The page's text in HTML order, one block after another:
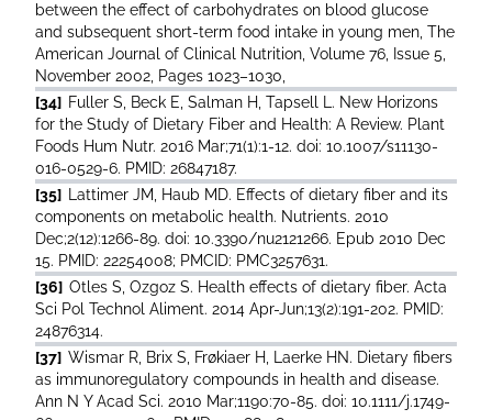
between the effect of carbohydrates on blood glucose
and subsequent short-term food intake in young men, The
American Journal of Clinical Nutrition, Volume 76, Issue 5,
November 2002, Pages 1023–1030,
[34] Fuller S, Beck E, Salman H, Tapsell L. New Horizons
for the Study of Dietary Fiber and Health: A Review. Plant
Foods Hum Nutr. 2016 Mar;71(1):1-12. doi: 10.1007/s11130-
016-0529-6. PMID: 26847187.
[35]
Lattimer JM, Haub MD. Effects of dietary fiber and its
components on metabolic health. Nutrients. 2010
Dec;2(12):1266-89. doi: 10.3390/nu2121266. Epub 2010 Dec
15. PMID: 22254008; PMCID: PMC3257631.
[36] Otles S, Ozgoz S. Health effects of dietary fiber. Acta
Sci Pol Technol Aliment. 2014 Apr-Jun;13(2):191-202. PMID:
24876314.
[37] Wismar R, Brix S, Frøkiaer H, Laerke HN. Dietary fibers
as immunoregulatory compounds in health and disease.
Ann N Y Acad Sci. 2010 Mar;1190:70-85. doi: 10.1111/j.1749-